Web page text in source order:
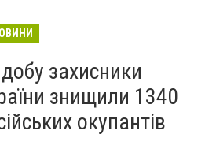
захисники
знищили 1340
окупантів